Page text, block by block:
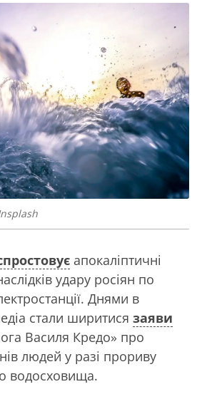
апокаліптичні
удару росіян по
Днями в
стали ширитися заяви
Василя Кредо» про
людей у разі прориву
водосховища.